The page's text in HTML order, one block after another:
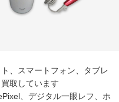
、スマートフォン、タブレ
取しています
、デジタル一眼レフ、ホ